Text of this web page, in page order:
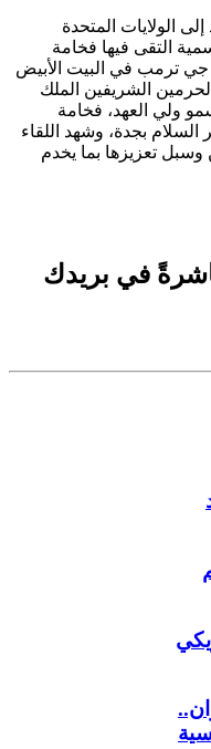
إلى الولايات المتحدة
في زيارة رسمية التقى فيها فخامة
جي ترمب في البيت الأبيض
التقى خادم الحرمين الشريفين الملك
ولي العهد، فخامة
بجدة، وشهد اللقاء
وسبل تعزيزها بما يخدم
في بريدك